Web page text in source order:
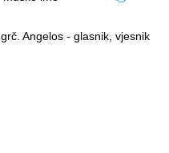
grč. Angelos - glasnik, vjesnik